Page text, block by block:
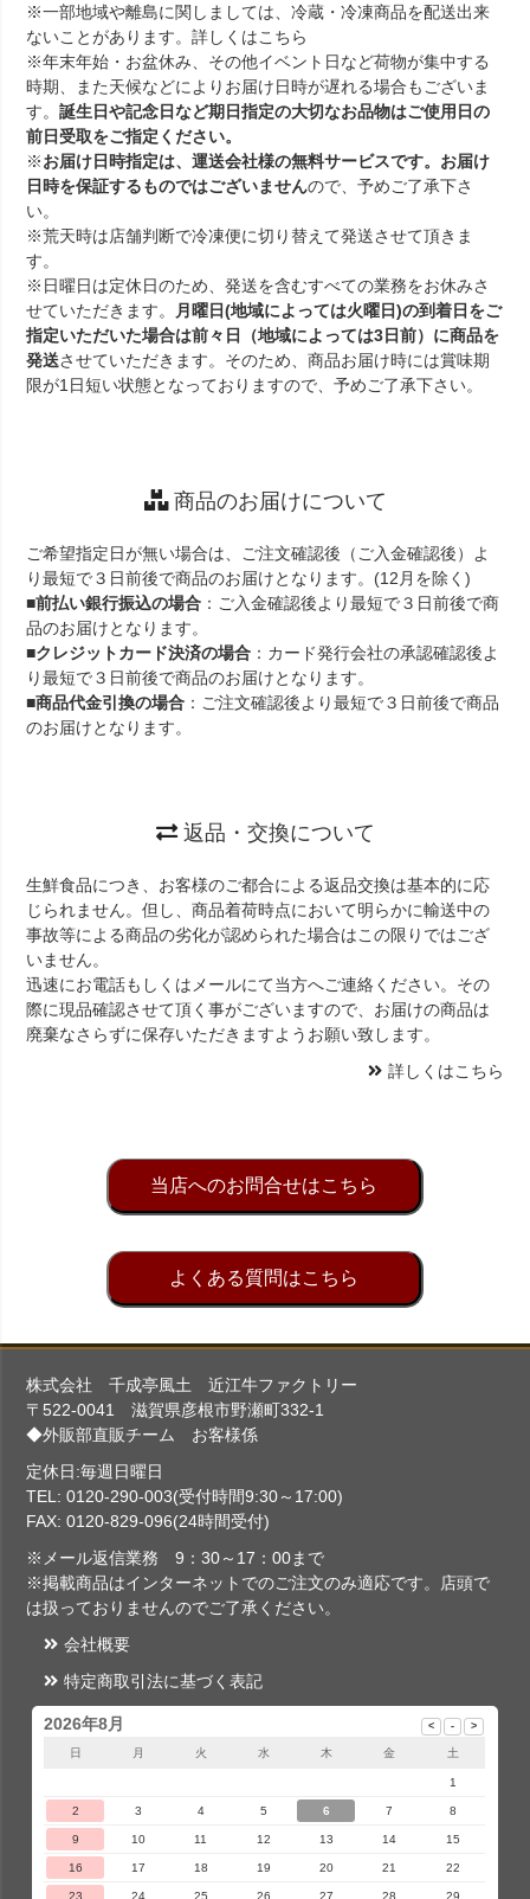
※一部地域や離島に関しましては、冷蔵・冷凍商品を配送出来
ないことがあります。詳しくはこちら
※年末年始・お盆休み、その他イベント日など荷物が集中する
時期、また天候などによりお届け日時が遅れる場合もございま
す。誕生日や記念日など期日指定の大切なお品物はご使用日の
前日受取をご指定ください。
※お届け日時指定は、運送会社様の無料サービスです。お届け
日時を保証するものではございませんので、予めご了承下さ
い。
※荒天時は店舗判断で冷凍便に切り替えて発送させて頂きま
す。
※日曜日は定休日のため、発送を含むすべての業務をお休みさ
せていただきます。
月曜日(地域によっては火曜日)の到着日をご
指定いただいた場合は前々日（地域によっては3日前）に商品を
発送させていただきます。そのため、商品お届け時には賞味期
限が1日短い状態となっておりますので、予めご了承下さい。
商品のお届けについて
ご希望指定日が無い場合は、ご注文確認後（ご入金確認後）よ
り最短で３日前後で商品のお届けとなります。(12月を除く)
■前払い銀行振込の場合 ：ご入金確認後より最短で３日前後で商
品のお届けとなります。
■クレジットカード決済の場合 ：カード発行会社の承認確認後よ
り最短で３日前後で商品のお届けとなります。
■商品代金引換の場合 ：ご注文確認後より最短で３日前後で商品
のお届けとなります。
返品・交換について
生鮮食品につき、お客様のご都合による返品交換は基本的に応
じられません。但し、商品着荷時点において明らかに輸送中の
事故等による商品の劣化が認められた場合はこの限りではござ
いません。
迅速にお電話もしくはメールにて当方へご連絡ください。その
際に現品確認させて頂く事がございますので、お届けの商品は
廃棄なさらずに保存いただきますようお願い致します。
詳しくはこちら
当店へのお問合せはこちら
よくある質問はこちら
株式会社 千成亭風土 近江牛ファクトリー
〒522-0041 滋賀県彦根市野瀬町332-1
◆外販部直販チーム お客様係
定休日:毎週日曜日
TEL: 0120-290-003(受付時間9:30～17:00)
FAX: 0120-829-096(24時間受付)
※メール返信業務 9：30～17：00まで
※掲載商品はインターネットでのご注文のみ適応です。店頭で
は扱っておりませんのでご了承ください。
会社概要
特定商取引法に基づく表記
2026年8月
日 月 火 水 木 金 土
1
2 3 4 5 6 7 8
9 10 11 12 13 14 15
16 17 18 19 20 21 22
23 24 25 26 27 28 29